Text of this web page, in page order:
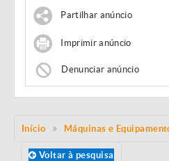
Partilhar anúncio
Imprimir anúncio
Denunciar anúncio
Início Máquinas e
Voltar à pesquisa